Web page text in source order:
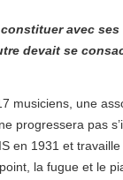
avec
devait se
musiciens, une
progressera pas
en 1931 et
la fugue et le